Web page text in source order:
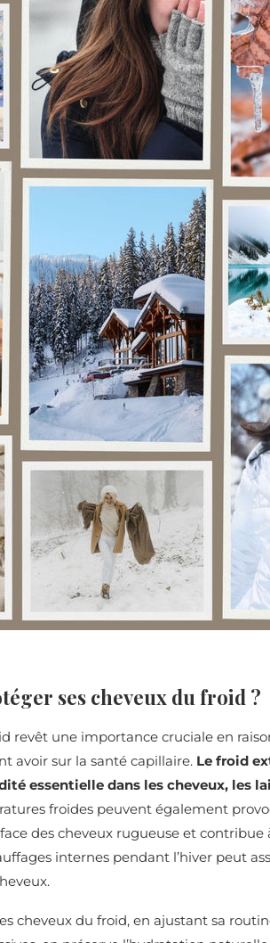
ses cheveux du froid ?
revêt une importance cruciale en
avoir sur la santé capillaire. Le froid
essentielle dans les cheveux, les
froides peuvent également
des cheveux rugueuse et
internes pendant l’hiver peut
cheveux du froid, en ajustant sa